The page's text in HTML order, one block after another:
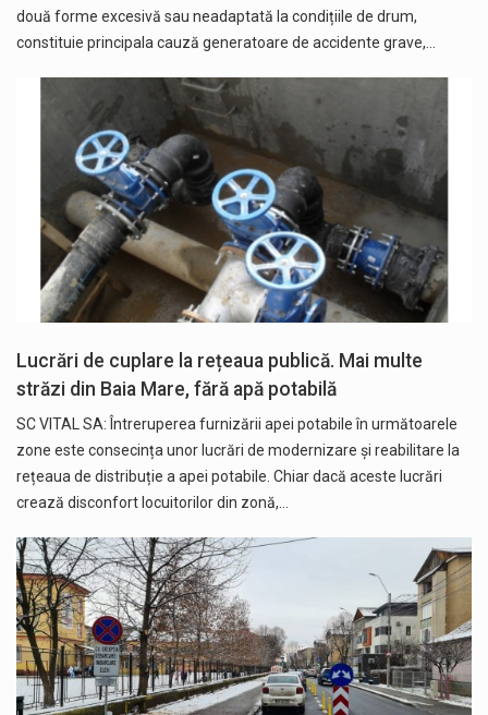
două forme excesivă sau neadaptată la condițiile de drum,
constituie principala cauză generatoare de accidente grave,…
Lucrări de cuplare la rețeaua publică. Mai multe
străzi din Baia Mare, fără apă potabilă
SC VITAL SA: Întreruperea furnizării apei potabile în următoarele
zone este consecința unor lucrări de modernizare și reabilitare la
rețeaua de distribuție a apei potabile. Chiar dacă aceste lucrări
crează disconfort locuitorilor din zonă,…